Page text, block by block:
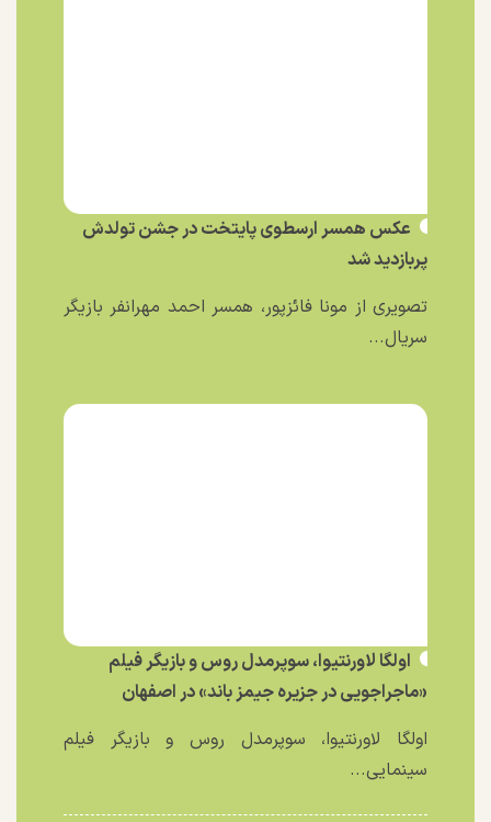
عکس همسر ارسطوی پایتخت در جشن تولدش
پربازدید شد
تصویری از مونا فائزپور، همسر احمد مهرانفر بازیگر
سریال...
اولگا لاورنتیوا، سوپرمدل روس و بازیگر فیلم
«ماجراجویی در جزیره جیمز باند» در اصفهان
اولگا لاورنتیوا، سوپرمدل روس و بازیگر فیلم
سینمایی...